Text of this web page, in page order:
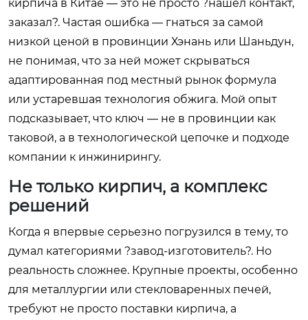
кирпича в Китае — это не просто ?нашел контакт,
заказал?. Частая ошибка — гнаться за самой
низкой ценой в провинции Хэнань или Шаньдун,
не понимая, что за ней может скрываться
адаптированная под местный рынок формула
или устаревшая технология обжига. Мой опыт
подсказывает, что ключ — не в провинции как
таковой, а в технологической цепочке и подходе
компании к инжинирингу.
Не только кирпич, а комплекс
решений
Когда я впервые серьезно погрузился в тему, то
думал категориями ?завод-изготовитель?. Но
реальность сложнее. Крупные проекты, особенно
для металлургии или стекловаренных печей,
требуют не просто поставки кирпича, а